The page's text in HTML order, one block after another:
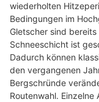
wiederholten
Bedingungen im
Gletscher sind
Schneeschicht ist
Dadurch können
den vergangenen
Bergschründe
Routenwahl.